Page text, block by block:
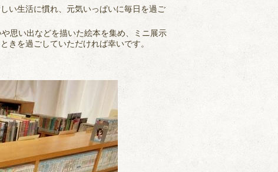
い生活に慣れ、元気いっぱいに毎日を過ご
思い出などを描いた絵本を集め、ミニ展示
きを過ごしていただければ幸いです。